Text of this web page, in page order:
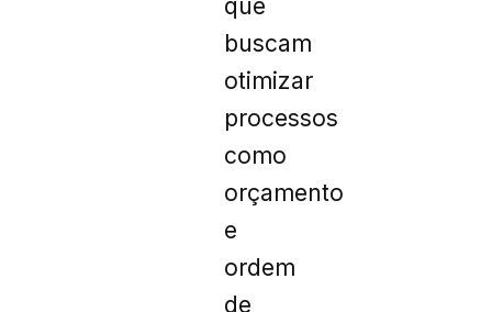
que
buscam
otimizar
processos
como
orçamento
e
ordem
de